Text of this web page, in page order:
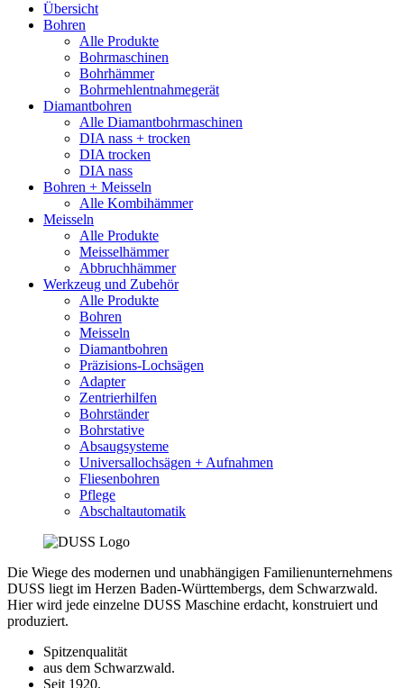
Übersicht
Bohren
Alle Produkte
Bohrmaschinen
Bohrhämmer
Bohrmehlentnahmegerät
Diamantbohren
Alle Diamantbohrmaschinen
DIA nass + trocken
DIA trocken
DIA nass
Bohren + Meisseln
Alle Kombihämmer
Meisseln
Alle Produkte
Meisselhämmer
Abbruchhämmer
Werkzeug und Zubehör
Alle Produkte
Bohren
Meisseln
Diamantbohren
Präzisions-Lochsägen
Adapter
Zentrierhilfen
Bohrständer
Bohrstative
Absaugsysteme
Universallochsägen + Aufnahmen
Fliesenbohren
Pflege
Abschaltautomatik
Die Wiege des modernen und unabhängigen Familienunternehmens
DUSS liegt im Herzen Baden-Württembergs, dem Schwarzwald.
Hier wird jede einzelne DUSS Maschine erdacht, konstruiert und
produziert.
Spitzenqualität
aus dem Schwarzwald.
Seit 1920.